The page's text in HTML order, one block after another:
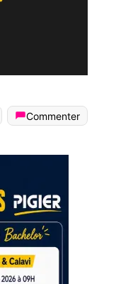
Commenter